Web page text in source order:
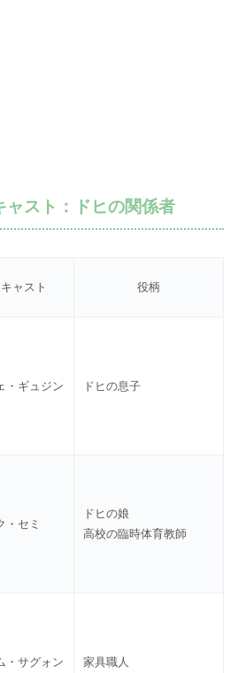
ャスト：ドヒの関係者
キャスト 役柄
・ギュジン ドヒの息子
・セミ
ドヒの娘
高校の臨時体育教師
・サグォン 家具職人